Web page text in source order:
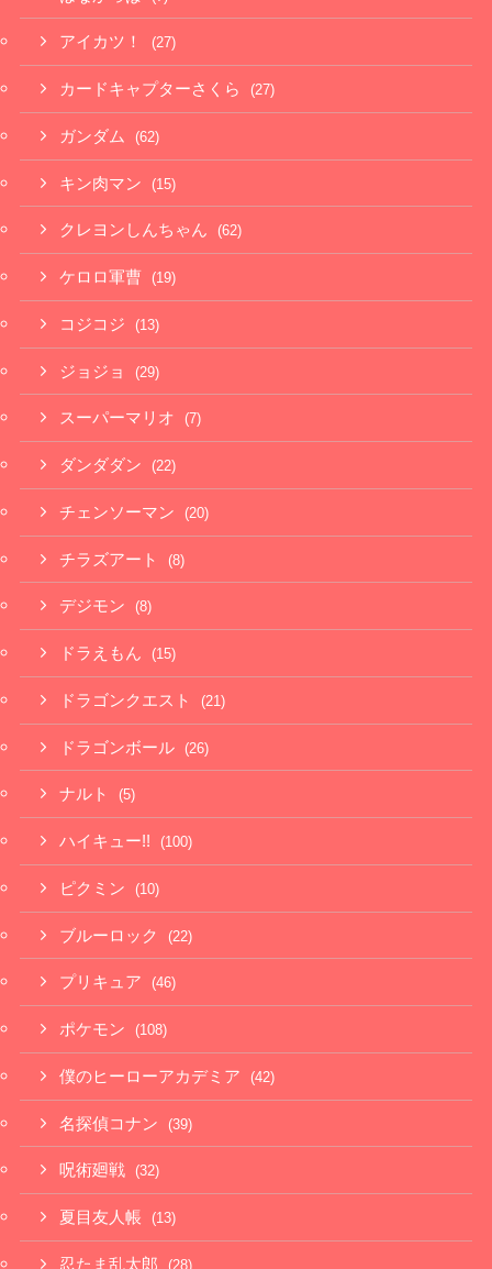
アイカツ！ (27)
カードキャプターさくら (27)
ガンダム (62)
キン肉マン (15)
クレヨンしんちゃん (62)
ケロロ軍曹 (19)
コジコジ (13)
ジョジョ (29)
スーパーマリオ (7)
ダンダダン (22)
チェンソーマン (20)
チラズアート (8)
デジモン (8)
ドラえもん (15)
ドラゴンクエスト (21)
ドラゴンボール (26)
ナルト (5)
ハイキュー!! (100)
ピクミン (10)
ブルーロック (22)
プリキュア (46)
ポケモン (108)
僕のヒーローアカデミア (42)
名探偵コナン (39)
呪術廻戦 (32)
夏目友人帳 (13)
忍たま乱太郎 (28)